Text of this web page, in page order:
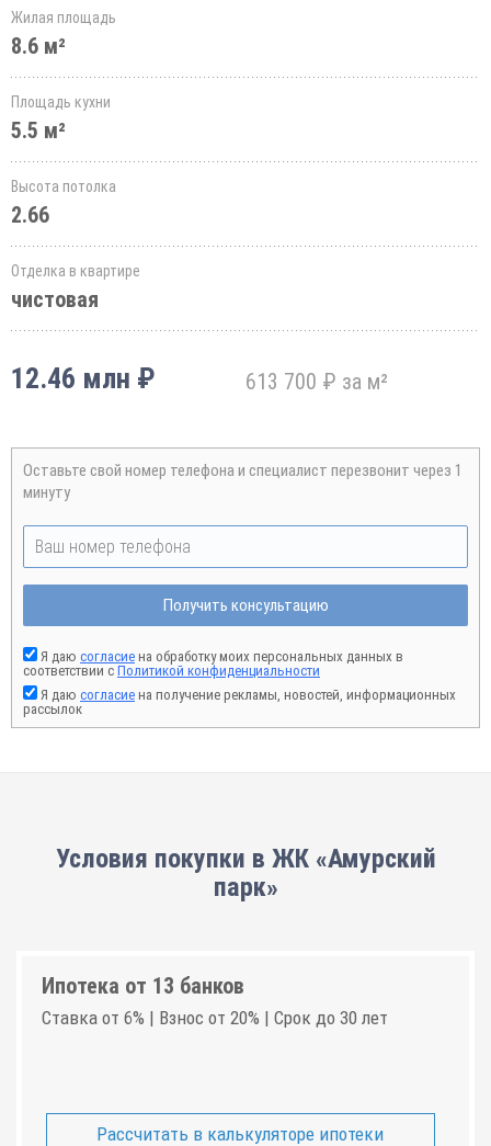
Жилая площадь
8.6 м²
Площадь кухни
5.5 м²
Высота потолка
2.66
Отделка в квартире
чистовая
12.46 млн ₽ 613 700 ₽ за м²
Оставьте свой номер телефона и специалист перезвонит через 1
минуту
Получить консультацию
Я даю согласие на обработку моих персональных данных в
соответствии с Политикой конфиденциальности
Я даю согласие на получение рекламы, новостей, информационных
рассылок
Условия покупки в ЖК «Амурский
парк»
Ипотека от 13 банков
Ставка от 6% | Взнос от 20% | Срок до 30 лет
Рассчитать в калькуляторе ипотеки